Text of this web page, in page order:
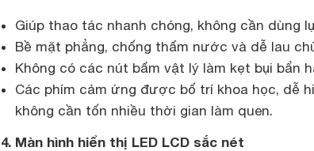
Giúp thao tác nhanh chóng, không cần dùng
Bề mặt phẳng, chống thấm nước và dễ lau
Không có các nút bấm vật lý làm kẹt bụi bẩn
Các phím cảm ứng được bố trí khoa học, dễ
không cần tốn nhiều thời gian làm quen.
4. Màn hình hiển thị LED LCD sắc nét